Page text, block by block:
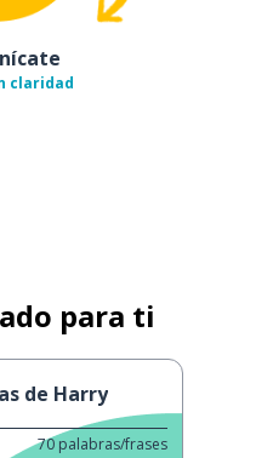
claridad
para ti
de Harry
70 palabras/frases